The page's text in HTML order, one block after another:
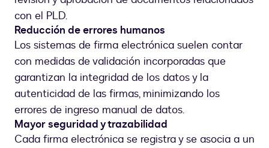
con el PLD.
Reducción de errores humanos
Los sistemas de firma electrónica suelen contar
con medidas de validación incorporadas que
garantizan la integridad de los datos y la
autenticidad de las firmas, minimizando los
errores de ingreso manual de datos.
Mayor seguridad y trazabilidad
Cada firma electrónica se registra y se asocia a un